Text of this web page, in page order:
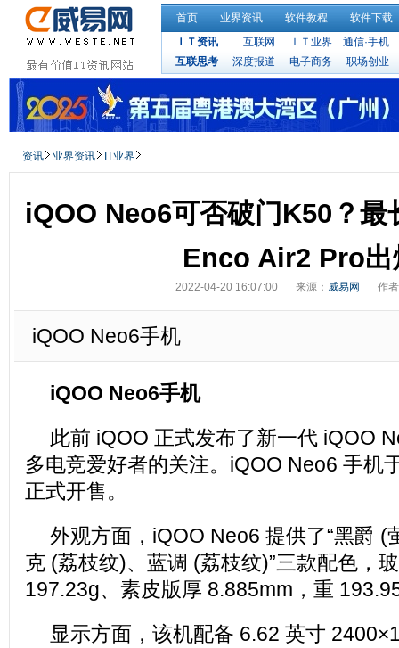
首页 业界资讯 软件教程
软件下载
ＩＴ资讯
互联网 ＩＴ业界
通信·手机
互联思考
深度报道 电子商务 职场创业
资讯 业界资讯 IT业界
iQOO Neo6可否破门K50？最
Enco Air2 Pro出
2022-04-20 16:07:00 来源： 威易网 作
iQOO Neo6手机
iQOO Neo6手机
此前 iQOO 正式发布了新一代 iQOO
多电竞爱好者的关注。iQOO Neo6 手机
正式开售。
外观方面，iQOO Neo6 提供了“黑爵 (
克 (荔枝纹)、蓝调 (荔枝纹)”三款配色，
197.23g、素皮版厚 8.885mm，重
显示方面，该机配备 6.62 英寸